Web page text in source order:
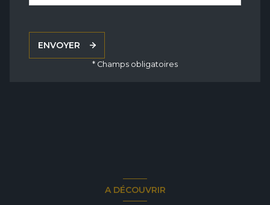
ENVOYER
* Champs obligatoires
A DÉCOUVRIR